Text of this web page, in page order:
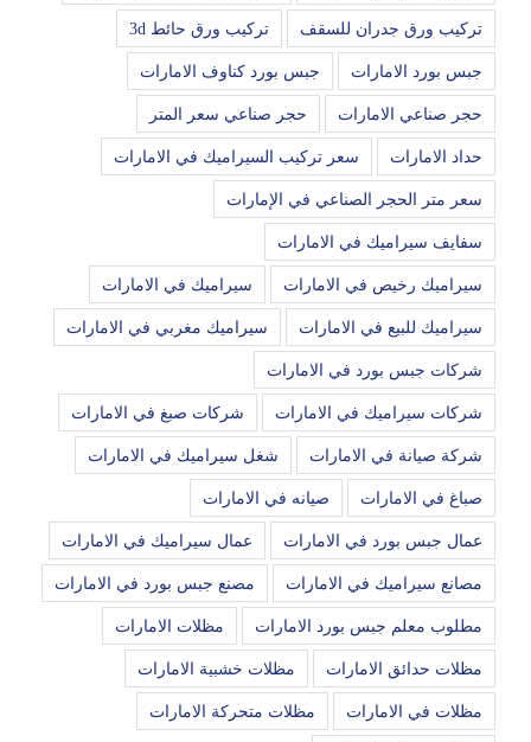
تركيب ورق جدران للسقف تركيب ورق حائط 3d
جبس بورد الامارات جبس بورد كناوف الامارات
حجر صناعي الامارات حجر صناعي سعر المتر
حداد الامارات سعر تركيب السيراميك في الامارات
سعر متر الحجر الصناعي في الإمارات
سفايف سيراميك في الامارات
سيراميك رخيص في الامارات سيراميك في الامارات
سيراميك للبيع في الامارات سيراميك مغربي في الامارات
شركات جبس بورد في الامارات
شركات سيراميك في الامارات شركات صبغ في الامارات
شركة صيانة في الامارات شغل سيراميك في الامارات
صباغ في الامارات صيانه في الامارات
عمال جبس بورد في الامارات عمال سيراميك في الامارات
مصانع سيراميك في الامارات مصنع جبس بورد في الامارات
مطلوب معلم جبس بورد الامارات مظلات الامارات
مظلات حدائق الامارات مظلات خشبية الامارات
مظلات في الامارات مظلات متحركة الامارات